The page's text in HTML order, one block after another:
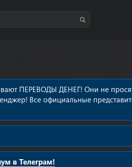
ПЕРЕВОДЫ ДЕНЕГ! Они не
Все официальные
в Телеграм!